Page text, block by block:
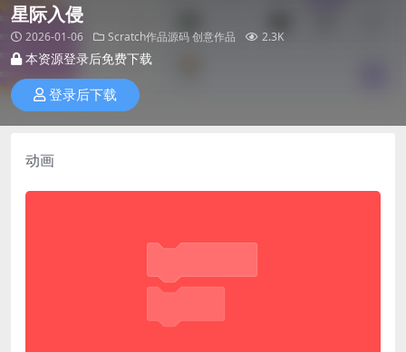
星际入侵
2026-01-06 Scratch作品源码创意作品 2.3K
本资源登录后免费下载
登录后下载
动画